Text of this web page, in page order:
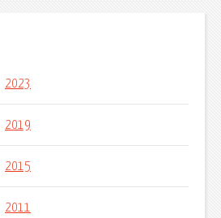
2023
2019
2015
2011